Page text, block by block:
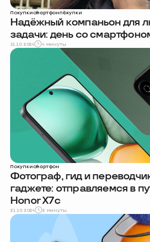
Покупкисмартфонпокупки
Надёжный компаньон для
задачи: день со
31.10.2024 4 минуты
Покупкисмартфон
Фотограф, гид и
гаджете: отправляемся в
Honor X7c
21.10.2024 2 минуты